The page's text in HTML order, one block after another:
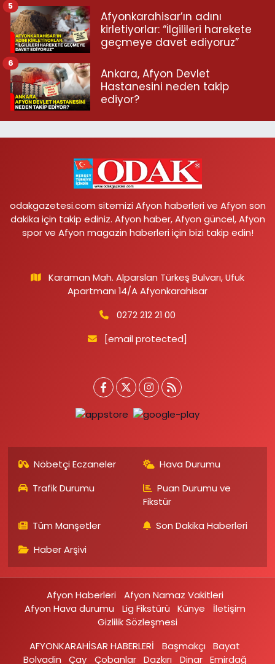
Afyonkarahisar’ın adını
kirletiyorlar: “İlgilileri harekete
geçmeye davet ediyoruz”
5
Ankara, Afyon Devlet
Hastanesini neden takip
ediyor?
6
odakgazetesi.com sitemizi Afyon haberleri ve Afyon son
dakika için takip ediniz. Afyon haber, Afyon güncel, Afyon
spor ve Afyon magazin haberleri için bizi takip edin!
Karaman Mah. Alparslan Türkeş Bulvarı, Ufuk
Apartmanı 14/A Afyonkarahisar
0272 212 21 00
[email protected]
Nöbetçi Eczaneler
Hava Durumu
Trafik Durumu
Puan Durumu ve
Fikstür
Tüm Manşetler
Son Dakika Haberleri
Haber Arşivi
Afyon Haberleri
Afyon Namaz Vakitleri
Afyon Hava durumu
Lig Fikstürü Künye
İletişim
Gizlilik Sözleşmesi
AFYONKARAHİSAR HABERLERİ
Başmakçı
Bayat
Bolvadin
Çay Çobanlar Dazkırı Dinar Emirdağ‎